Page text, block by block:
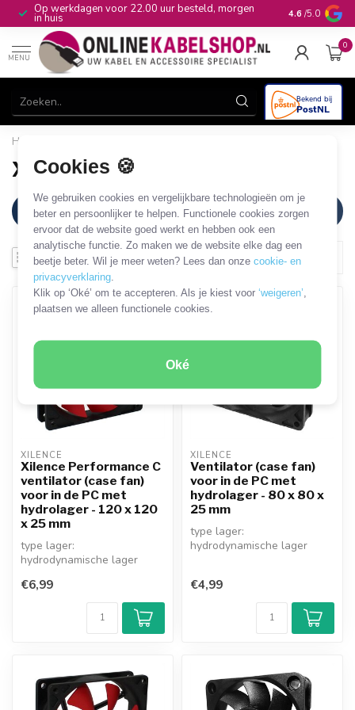
Cookies 🍪
We gebruiken cookies en vergelijkbare technologieën om je
beter en persoonlijker te helpen. Functionele cookies zorgen
ervoor dat de website goed werkt en hebben ook een
analytische functie. Zo maken we de website elke dag een
beetje beter. Wil je meer weten? Lees dan onzecookie- en
privacyverklaring
Klik op ‘Oké’ om te accepteren. Als je kiest voor‘weigeren’
plaatsen we alleen functionele cookies.
Oké
Op werkdagen voor 22.00 uur besteld, morgen
in huis 10+jaar
4.6 /5.0
MENU
0
Home
Xilence
Filters
XILENCE
Xilence Performance C
ventilator (case fan)
voor in de PC met
hydrolager - 120 x 120
x 25 mm
type lager:
hydrodynamische lager
+ 4-pins Molex conn...
€6,99
XILENCE
Ventilator (case fan)
voor in de PC met
hydrolager - 80 x 80 x
25 mm
type lager:
hydrodynamische lager
rotatiesn...
€4,99